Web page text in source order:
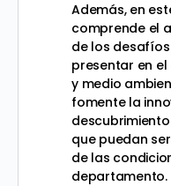
Además, en
comprende el
de los
presentar en
y medio
fomente la
que puedan
de las
departamento.